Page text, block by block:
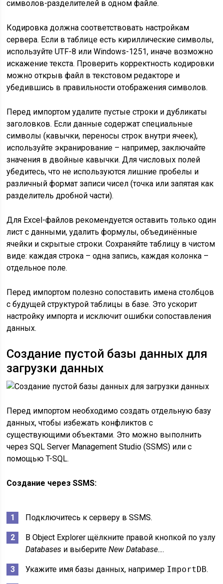
символов-разделителей в одном файле.
Кодировка должна соответствовать настройкам
сервера. Если в таблице есть кириллические символы,
используйте UTF-8 или Windows-1251, иначе возможно
искажение текста. Проверить корректность кодировки
можно открыв файл в текстовом редакторе и
убедившись в правильности отображения символов.
Перед импортом удалите пустые строки и дубликаты
заголовков. Если данные содержат специальные
символы (кавычки, переносы строк внутри ячеек),
используйте экранирование – например, заключайте
значения в двойные кавычки. Для числовых полей
убедитесь, что не используются лишние пробелы и
различный формат записи чисел (точка или запятая как
разделитель дробной части).
Для Excel-файлов рекомендуется оставить только один
лист с данными, удалить формулы, объединённые
ячейки и скрытые строки. Сохраняйте таблицу в чистом
виде: каждая строка – одна запись, каждая колонка –
отдельное поле.
Перед импортом полезно сопоставить имена столбцов
с будущей структурой таблицы в базе. Это ускорит
настройку импорта и исключит ошибки сопоставления
данных.
Создание пустой базы данных для
загрузки данных
Перед импортом необходимо создать отдельную базу
данных, чтобы избежать конфликтов с
существующими объектами. Это можно выполнить
через SQL Server Management Studio (SSMS) или с
помощью T-SQL.
Создание через SSMS:
Подключитесь к серверу в SSMS.
В Object Explorer щёлкните правой кнопкой по узлу
Databases и выберитеNew Database….
Укажите имя базы данных, например ImportDB.